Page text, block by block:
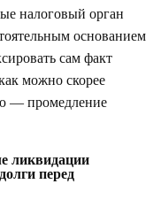
налоговый орган
основанием
сам факт
можно скорее
— промедление
ликвидации
перед